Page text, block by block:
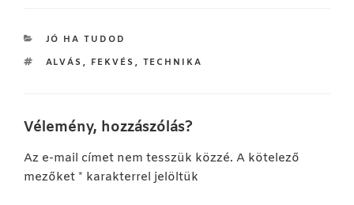
KATEGÓRIÁK
JÓ HA TUDOD
CÍMKÉK
ALVÁS , FEKVÉS , TECHNIKA
Vélemény, hozzászólás?
Az e-mail címet nem tesszük közzé. A kötelező
mezőket * karakterrel jelöltük